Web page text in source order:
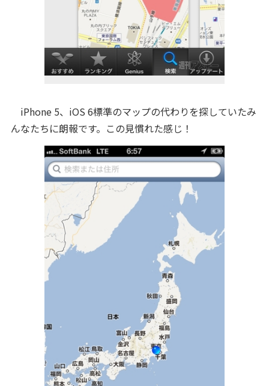
iPhone 5、iOS 6標準のマップの代わりを探していたみ
んなたちに朗報です。この見慣れた感じ！